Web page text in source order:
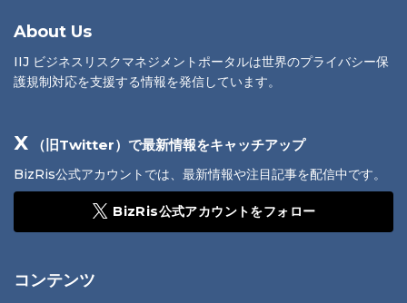
About Us
IIJ ビジネスリスクマネジメントポータルは世界のプライバシー保
護規制対応を支援する情報を発信しています。
X （旧Twitter）で最新情報をキャッチアップ
BizRis公式アカウントでは、最新情報や注目記事を配信中です。
BizRis公式アカウントをフォロー
コンテンツ